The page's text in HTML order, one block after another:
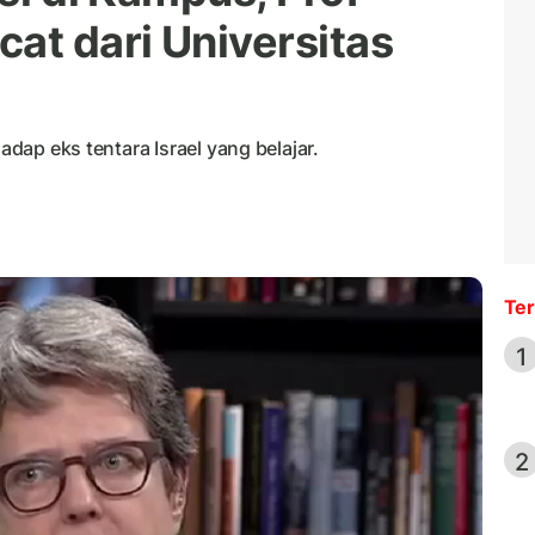
dari Universitas
eks tentara Israel yang belajar.
1
2